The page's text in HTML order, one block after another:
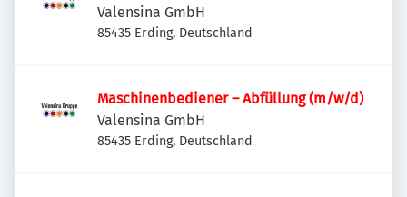
Valensina GmbH
85435 Erding, Deutschland
Maschinenbediener – Abfüllung (m/w/d)
Valensina GmbH
85435 Erding, Deutschland